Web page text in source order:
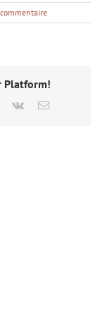
Platform!
Pinterest
Vk Email